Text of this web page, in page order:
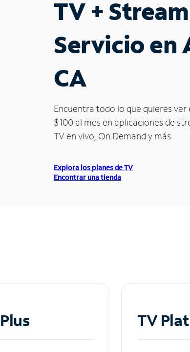
TV +
Servicio en
CA
Encuentra todo lo que quieres
$100 al mes en aplicaciones de
TV en vivo, On Demand y más.
Explora los planes de TV
Encontrar una tienda
TV